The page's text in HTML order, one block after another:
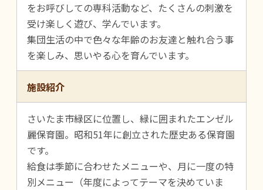
をお呼びしての専科活動など、たくさんの刺激を
受け楽しく遊び、学んでいます。
集団生活の中で色々な年齢のお友達と触れ合う事
を楽しみ、思いやる心を育んでいます。
施設紹介
さいたま市緑区に位置し、緑に囲まれたエンゼル
麗保育園。昭和51年に創立された歴史ある保育園
です。
給食は季節に合わせたメニューや、月に一度の特
別メニュー（年度によってテーマを決めていま